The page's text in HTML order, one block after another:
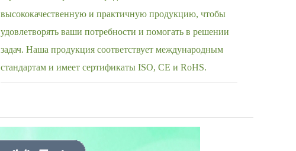
высококачественную и практичную продукцию, чтобы
удовлетворять ваши потребности и помогать в решении
задач. Наша продукция соответствует международным
стандартам и имеет сертификаты ISO, CE и RoHS.